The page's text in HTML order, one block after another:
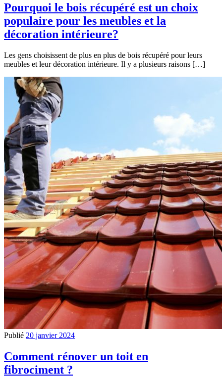
Pourquoi le bois récupéré est un choix
populaire pour les meubles et la
décoration intérieure?
Les gens choisissent de plus en plus de bois récupéré pour leurs
meubles et leur décoration intérieure. Il y a plusieurs raisons […]
Publié 20 janvier 2024
Comment rénover un toit en
fibrociment ?